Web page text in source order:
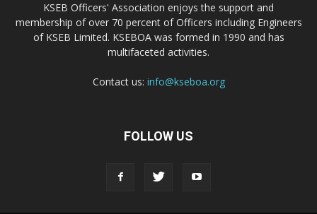
KSEB Officers' Association enjoys the support and
membership of over 70 percent of Officers including Engineers
of KSEB Limited. KSEBOA was formed in 1990 and has
multifaceted activities.
Contact us: info@kseboa.org
FOLLOW US